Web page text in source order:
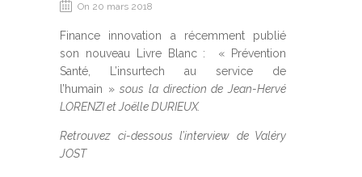
On 20 mars 2018
Finance innovation a récemment publié
son nouveau Livre Blanc : « Prévention
Santé, L’insurtech au service de
l’humain »sous la direction de Jean-Hervé
LORENZI et Joëlle DURIEUX.
Retrouvez ci-dessous l’interview de Valéry
JOST